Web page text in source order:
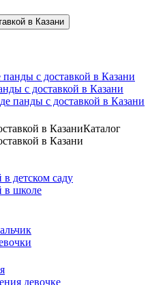
Каталог
детском саду
в школе
девочке